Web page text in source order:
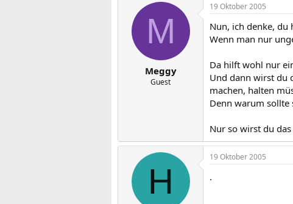
M
Meggy
Guest
19 Oktober 2005
Nun, ich denke, du
Wenn man nur
Da hilft wohl nur
Und dann wirst du
machen, halten
Denn warum sollte
Nur so wirst du
H
19 Oktober 2005
.